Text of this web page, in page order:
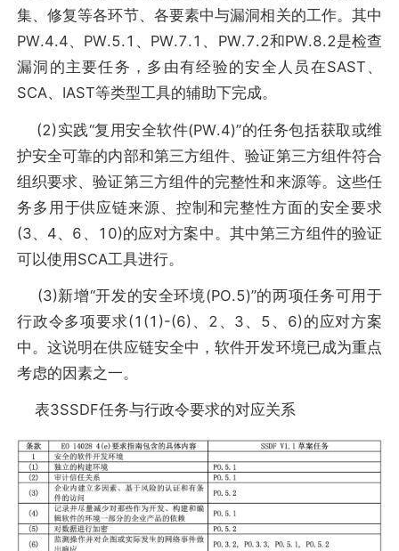
集、修复等各环节、各要素中与漏洞相关的工作。其中
PW.4.4、PW.5.1、PW.7.1、PW.7.2和PW.8.2是检查
漏洞的主要任务，多由有经验的安全人员在SAST、
SCA、IAST等类型工具的辅助下完成。
(2)实践“复用安全软件(PW.4)”的任务包括获取或维
护安全可靠的内部和第三方组件、验证第三方组件符合
组织要求、验证第三方组件的完整性和来源等。这些任
务多用于供应链来源、控制和完整性方面的安全要求
(3、4、6、10)的应对方案中。其中第三方组件的验证
可以使用SCA工具进行。
(3)新增“开发的安全环境(PO.5)”的两项任务可用于
行政令多项要求(1(1)-(6)、2、3、5、6)的应对方案
中。这说明在供应链安全中，软件开发环境已成为重点
考虑的因素之一。
表3SSDF任务与行政令要求的对应关系